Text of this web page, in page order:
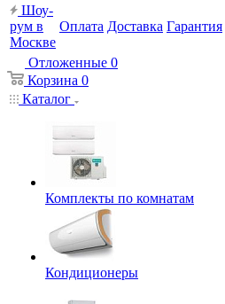
Шоу-
рум в
Москве
Оплата Доставка Гарантия
Отложенные 0
Корзина 0
Каталог
Комплекты по комнатам
Кондиционеры